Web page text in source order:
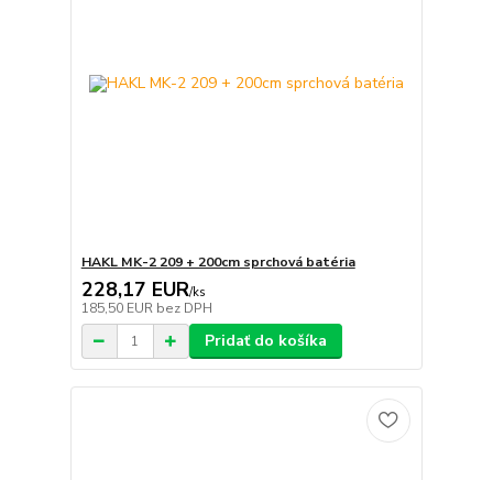
HAKL MK-2 209 + 200cm sprchová batéria
228,17 EUR/ks
185,50 EUR bez DPH
Pridať do košíka